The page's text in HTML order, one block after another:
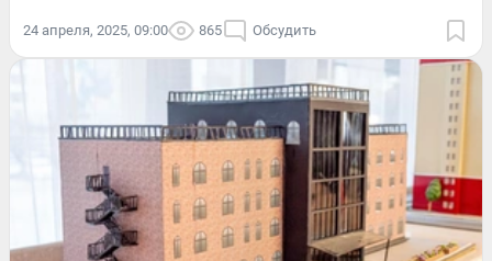
24 апреля, 2025, 09:00 865 Обсудить